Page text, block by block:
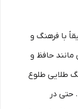
با فرهنگ و
مانند حافظ و
طلایی طلوع
حتی در